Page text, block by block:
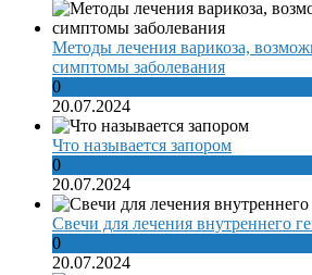
Методы лечения варикоза,
симптомы заболевания
0
20.07.2024
Что называется запором
0
20.07.2024
Свечи для лечения внутреннего
0
20.07.2024